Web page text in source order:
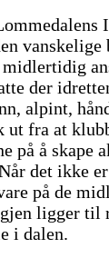
vanskelige
der
alpint,
fra at
på å skape
det ikke
på de
ligger til
i dalen.